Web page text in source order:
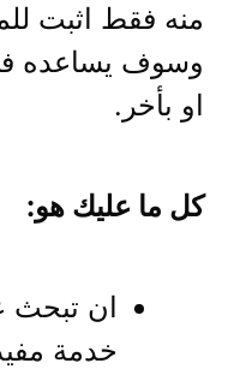
منه فقط اثبت
وسوف يساعده
او بأخر.
كل ما عليك هو:
ان تبحث
خدمة